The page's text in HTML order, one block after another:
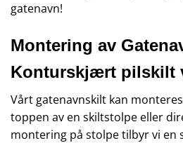
gatenavn!
Montering av
Konturskjært pilskilt
Vårt gatenavnskilt kan
toppen av en skiltstolpe eller
montering på stolpe tilbyr vi en